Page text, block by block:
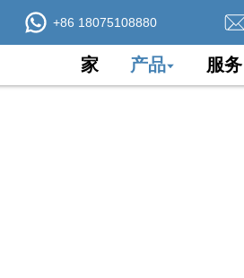
+86 18075108880
家 产品 服务